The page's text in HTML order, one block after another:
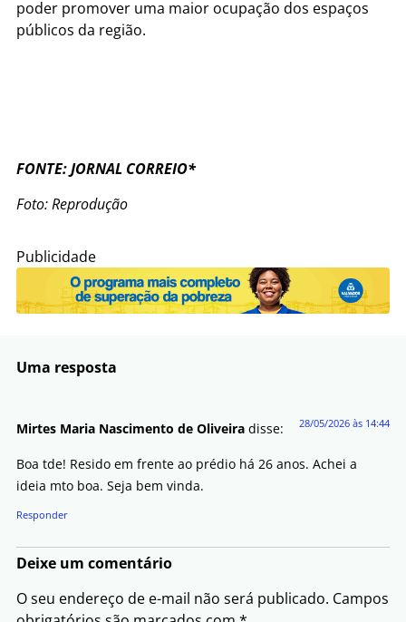
poder promover uma maior ocupação dos espaços
públicos da região.
FONTE: JORNAL CORREIO*
Foto: Reprodução
Publicidade
Uma resposta
Mirtes Maria Nascimento de Oliveira disse: 28/05/2026 às 14:44
Boa tde! Resido em frente ao prédio há 26 anos. Achei a
ideia mto boa. Seja bem vinda.
Responder
Deixe um comentário
O seu endereço de e-mail não será publicado. Campos